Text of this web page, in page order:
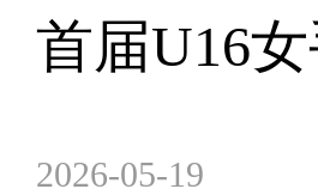
首届U16
2026-05-19